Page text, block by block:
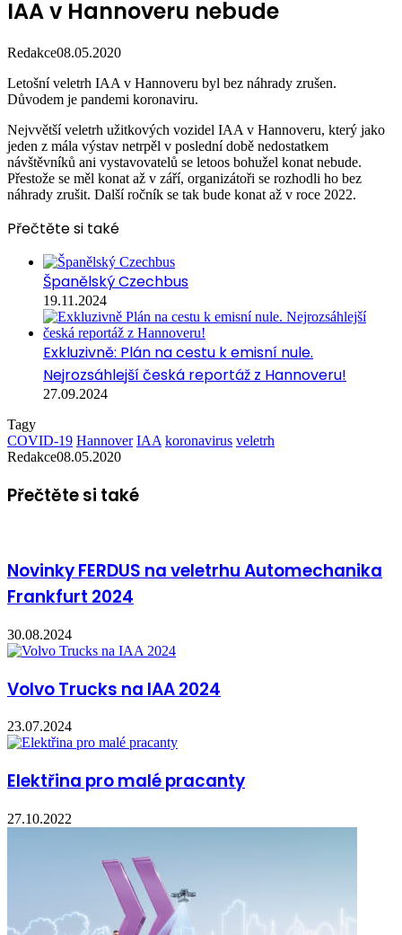
IAA v Hannoveru nebude
Redakce08.05.2020
Letošní veletrh IAA v Hannoveru byl bez náhrady zrušen.
Důvodem je pandemi koronaviru.
Nejvvětší veletrh užitkových vozidel IAA v Hannoveru, který jako
jeden z mála výstav netrpěl v poslední době nedostatkem
návštěvníků ani vystavovatelů se letoos bohužel konat nebude.
Přestože se měl konat až v září, organizátoři se rozhodli ho bez
náhrady zrušit. Další ročník se tak bude konat až v roce 2022.
Přečtěte si také
Španělský Czechbus
19.11.2024
Exkluzivně: Plán na cestu k emisní nule.
Nejrozsáhlejší česká reportáž z Hannoveru!
27.09.2024
Tagy
COVID-19 Hannover IAA koronavirus veletrh
Redakce08.05.2020
Přečtěte si také
Novinky FERDUS na veletrhu Automechanika
Frankfurt 2024
30.08.2024
Volvo Trucks na IAA 2024
23.07.2024
Elektřina pro malé pracanty
27.10.2022